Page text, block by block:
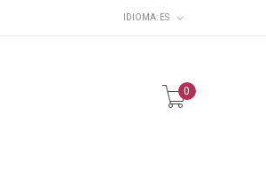
IDIOMA: ES
0